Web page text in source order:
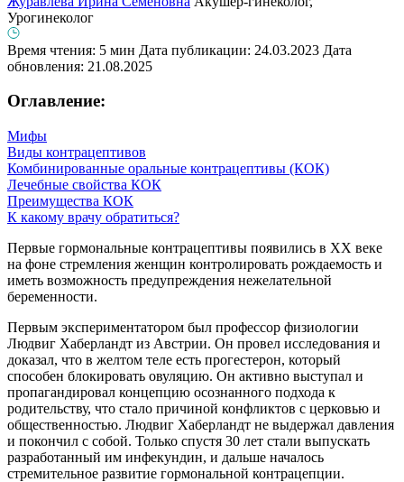
Урогинеколог
Время чтения: 5 мин Дата публикации: 24.03.2023 Дата
обновления: 21.08.2025
Оглавление:
Мифы
Виды контрацептивов
Комбинированные оральные контрацептивы (КОК)
Лечебные свойства КОК
Преимущества КОК
К какому врачу обратиться?
Первые гормональные контрацептивы появились в XX веке
на фоне стремления женщин контролировать рождаемость и
иметь возможность предупреждения нежелательной
беременности.
Первым экспериментатором был профессор физиологии
Людвиг Хаберландт из Австрии. Он провел исследования и
доказал, что в желтом теле есть прогестерон, который
способен блокировать овуляцию. Он активно выступал и
пропагандировал концепцию осознанного подхода к
родительству, что стало причиной конфликтов с церковью и
общественностью. Людвиг Хаберландт не выдержал давления
и покончил с собой. Только спустя 30 лет стали выпускать
разработанный им инфекундин, и дальше началось
стремительное развитие гормональной контрацепции.